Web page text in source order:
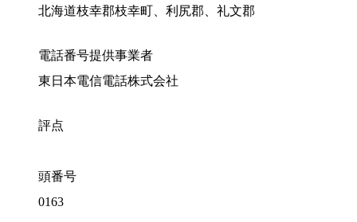
北海道枝幸郡枝幸町、利尻郡、礼文郡
電話番号提供事業者
東日本電信電話株式会社
評点
頭番号
0163